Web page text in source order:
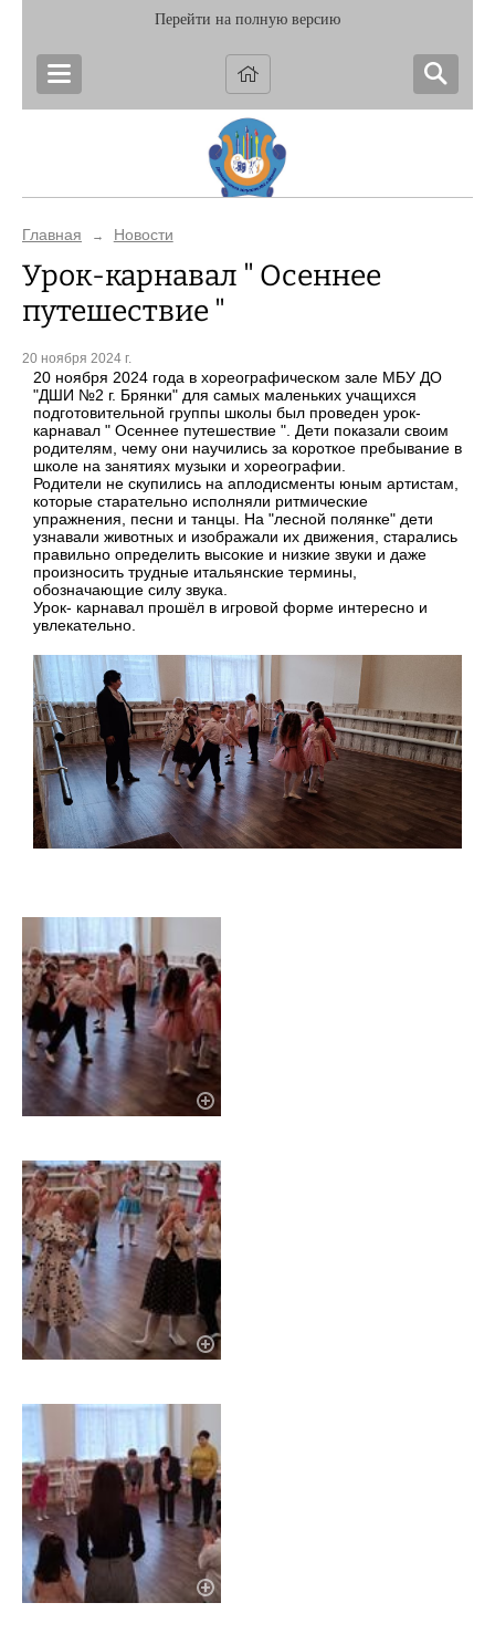
Перейти на полную версию
Главная → Новости
Урок-карнавал " Осеннее
путешествие "
20 ноября 2024 г.
20 ноября 2024 года в хореографическом зале МБУ ДО
"ДШИ №2 г. Брянки" для самых маленьких учащихся
подготовительной группы школы был проведен урок-
карнавал " Осеннее путешествие ". Дети показали своим
родителям, чему они научились за короткое пребывание в
школе на занятиях музыки и хореографии.
Родители не скупились на аплодисменты юным артистам,
которые старательно исполняли ритмические
упражнения, песни и танцы. На "лесной полянке" дети
узнавали животных и изображали их движения, старались
правильно определить высокие и низкие звуки и даже
произносить трудные итальянские термины,
обозначающие силу звука.
Урок- карнавал прошёл в игровой форме интересно и
увлекательно.